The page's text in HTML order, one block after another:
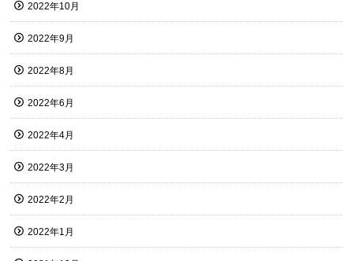
2022年10月
2022年9月
2022年8月
2022年6月
2022年4月
2022年3月
2022年2月
2022年1月